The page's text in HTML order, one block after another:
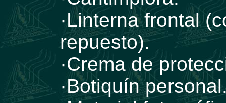
·Linterna frontal
repuesto).
·Crema de
·Botiquín